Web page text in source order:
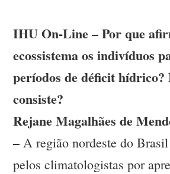
IHU On-Line – Por que
ecossistema os indivíduos
períodos de déficit hídrico?
consiste?
Rejane Magalhães de
– A região nordeste do
pelos climatologistas por